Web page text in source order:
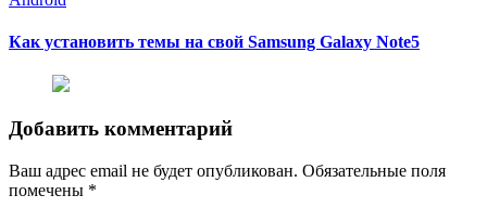
Как установить темы на свой Samsung Galaxy Note5
Добавить комментарий
Ваш адрес email не будет опубликован. Обязательные поля
помечены *